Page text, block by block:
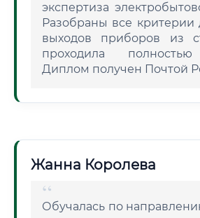
экспертиза
Разобраны все критерии
выходов приборов из
проходила
Диплом получен Почтой
Жанна Королева
Обучалась по